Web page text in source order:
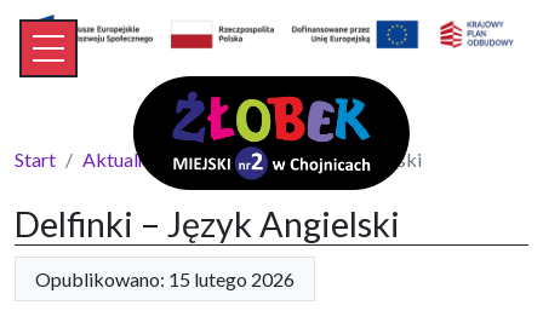
Start Aktualności Delfinki – Język Angielski
Delfinki – Język Angielski
Opublikowano: 15 lutego 2026